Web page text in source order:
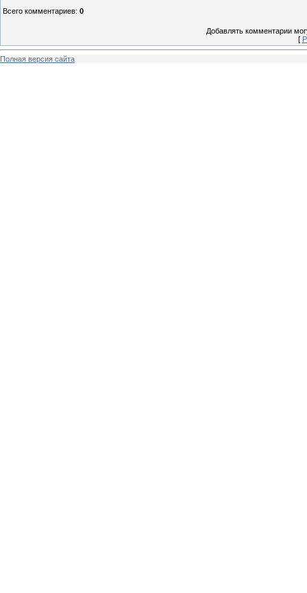
Всего комментариев: 0
Добавлять комментарии
[
Полная версия сайта